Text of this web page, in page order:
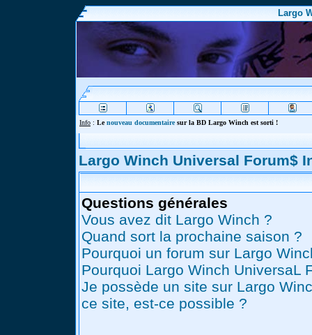
Largo
Info : Lenouveau documentairesur la BD Largo Winch est sorti !
Largo Winch Universal Forum$
Questions générales
Vous avez dit Largo Winch ?
Quand sort la prochaine saison ?
Pourquoi un forum sur Largo
Pourquoi Largo Winch UniversaL
Je possède un site sur Largo
ce site, est-ce possible ?